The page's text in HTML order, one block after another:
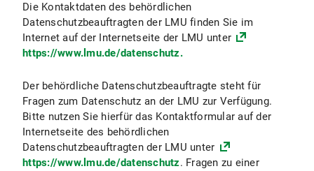
VI.4 Nutzung des Chats
VI.4.1 Umfang und Zweck der Datenverarbeitung
VI.4.3 Dauer der Datenverarbeitung
VI.4.4 Widerspruchs- und Beseitigungsmöglichkeit
VI.5 Nutzung anderer Kommunikationsmittel (z.B. Post, Telefon, Fax)
Die Kontaktdaten des behördlichen
Datenschutzbeauftragten der LMU finden Sie im
Internet auf der Internetseite der LMU unter
https://www.lmu.de/datenschutz.
Der behördliche Datenschutzbeauftragte steht für
Fragen zum Datenschutz an der LMU zur Verfügung.
Bitte nutzen Sie hierfür das Kontaktformular auf der
Internetseite des behördlichen
Datenschutzbeauftragten der LMU unter
https://www.lmu.de/datenschutz. Fragen zu einer